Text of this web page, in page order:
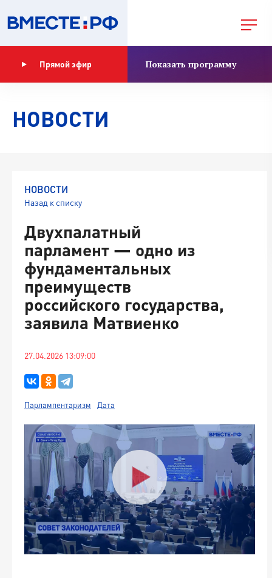
Прямой эфир Показать программу
НОВОСТИ
НОВОСТИ
Назад к списку
Двухпалатный
парламент — одно из
фундаментальных
преимуществ
российского государства,
заявила Матвиенко
27.04.2026 13:09:00
Парлампентаризм Дата